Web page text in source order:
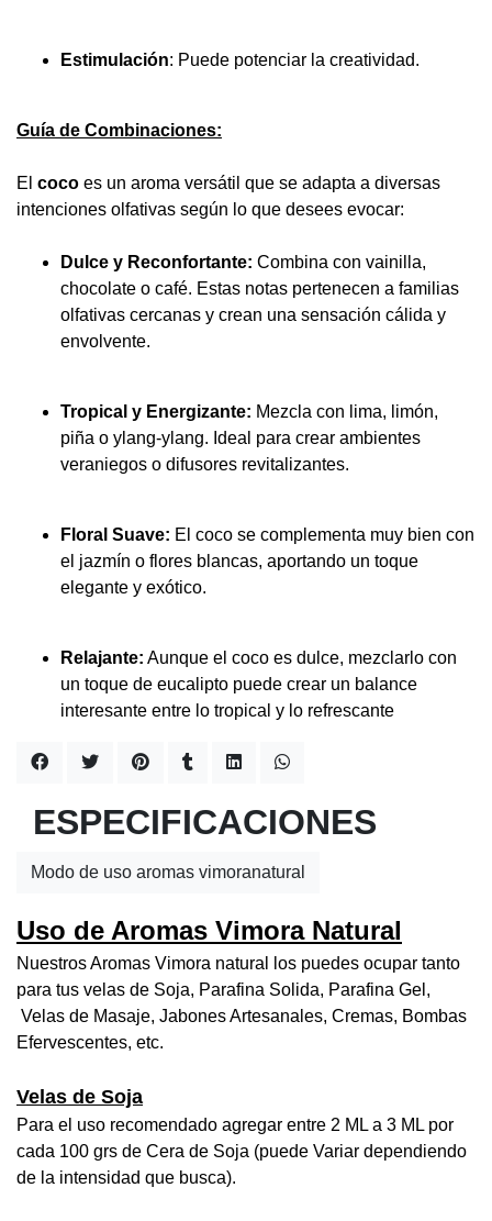
Estimulación: Puede potenciar la creatividad.
Guía de Combinaciones:
El coco es un aroma versátil que se adapta a diversas
intenciones olfativas según lo que desees evocar:
Dulce y Reconfortante: Combina con vainilla,
chocolate o café. Estas notas pertenecen a familias
olfativas cercanas y crean una sensación cálida y
envolvente.
Tropical y Energizante: Mezcla con lima, limón,
piña o ylang-ylang. Ideal para crear ambientes
veraniegos o difusores revitalizantes.
Floral Suave: El coco se complementa muy bien con
el jazmín o flores blancas, aportando un toque
elegante y exótico.
Relajante: Aunque el coco es dulce, mezclarlo con
un toque de eucalipto puede crear un balance
interesante entre lo tropical y lo refrescante
ESPECIFICACIONES
Uso de Aromas Vimora Natural
Nuestros Aromas Vimora natural los puedes ocupar tanto
para tus velas de Soja, Parafina Solida, Parafina Gel,
Velas de Masaje, Jabones Artesanales, Cremas, Bombas
Efervescentes, etc.
Velas de Soja
Para el uso recomendado agregar entre 2 ML a 3 ML por
cada 100 grs de Cera de Soja (puede Variar dependiendo
de la intensidad que busca).
Modo de uso aromas vimoranatural